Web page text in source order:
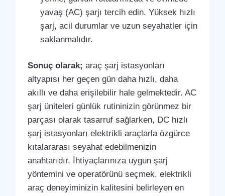
yavaş (AC) şarjı tercih edin. Yüksek hızlı
şarj, acil durumlar ve uzun seyahatler için
saklanmalıdır.
Sonuç olarak; araç şarj istasyonları
altyapısı her geçen gün daha hızlı, daha
akıllı ve daha erişilebilir hale gelmektedir. AC
şarj üniteleri günlük rutininizin görünmez bir
parçası olarak tasarruf sağlarken, DC hızlı
şarj istasyonları elektrikli araçlarla özgürce
kıtalararası seyahat edebilmenizin
anahtarıdır. İhtiyaçlarınıza uygun şarj
yöntemini ve operatörünü seçmek, elektrikli
araç deneyiminizin kalitesini belirleyen en